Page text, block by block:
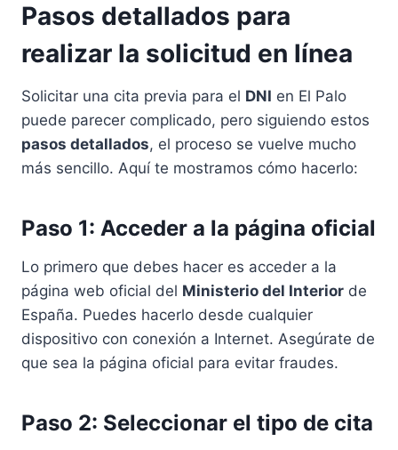
Pasos detallados para
realizar la solicitud en línea
Solicitar una cita previa para el DNI en El Palo
puede parecer complicado, pero siguiendo estos
pasos detallados, el proceso se vuelve mucho
más sencillo. Aquí te mostramos cómo hacerlo:
Paso 1: Acceder a la página oficial
Lo primero que debes hacer es acceder a la
página web oficial del Ministerio del Interior de
España. Puedes hacerlo desde cualquier
dispositivo con conexión a Internet. Asegúrate de
que sea la página oficial para evitar fraudes.
Paso 2: Seleccionar el tipo de cita